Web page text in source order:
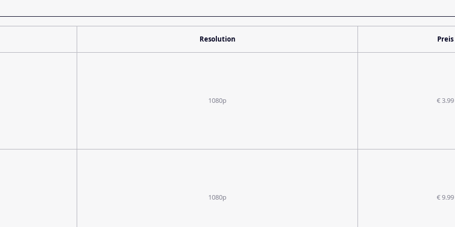
Resolution Preis
1080p € 3.99
1080p € 9.99